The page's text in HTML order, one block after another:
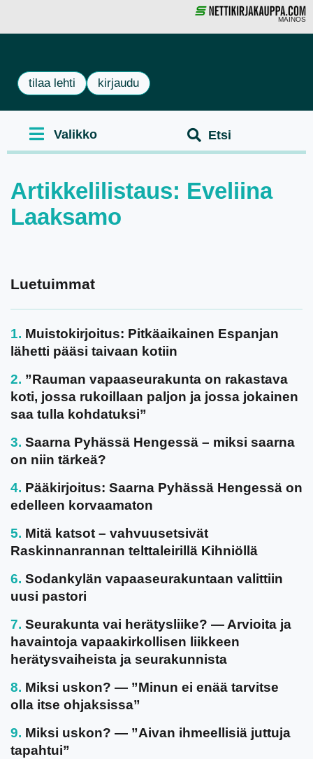
MAINOS
tilaa lehti kirjaudu
Artikkelilistaus: Eveliina
Laaksamo
Luetuimmat
Muistokirjoitus: Pitkäaikainen Espanjan
lähetti pääsi taivaan kotiin
”Rauman vapaaseurakunta on rakastava
koti, jossa rukoillaan paljon ja jossa jokainen
saa tulla kohdatuksi”
Saarna Pyhässä Hengessä – miksi saarna
on niin tärkeä?
Pääkirjoitus: Saarna Pyhässä Hengessä on
edelleen korvaamaton
Mitä katsot – vahvuusetsivät
Raskinnanrannan telttaleirillä Kihniöllä
Sodankylän vapaaseurakuntaan valittiin
uusi pastori
Seurakunta vai herätysliike? — Arvioita ja
havaintoja vapaakirkollisen liikkeen
herätysvaiheista ja seurakunnista
Miksi uskon? — ”Minun ei enää tarvitse
olla itse ohjaksissa”
Miksi uskon? — ”Aivan ihmeellisiä juttuja
tapahtui”